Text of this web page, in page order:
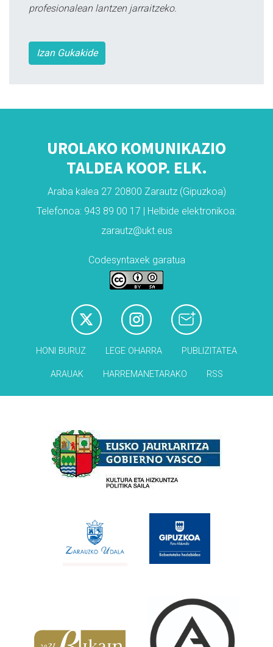
profesionalean lantzen jarraitzeko.
Izan Gukakide
UROLAKO KOMUNIKAZIO
TALDEA KOOP. ELK.
Araba kalea 27 20800 Zarautz (Gipuzkoa)
Telefonoa: 943 89 00 17 | Helbide elektronikoa:
zarautz@ukt.eus
Codesyntaxek garatua
HONI BURUZ LEGE OHARRA PUBLIZITATEA
ARAUAK HARREMANETARAKO RSS